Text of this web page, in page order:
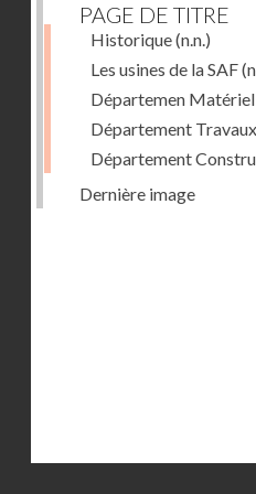
PAGE DE TITRE
Historique(n.n.)
Les usines de la SAF
Départemen
Département
Département
Dernière image